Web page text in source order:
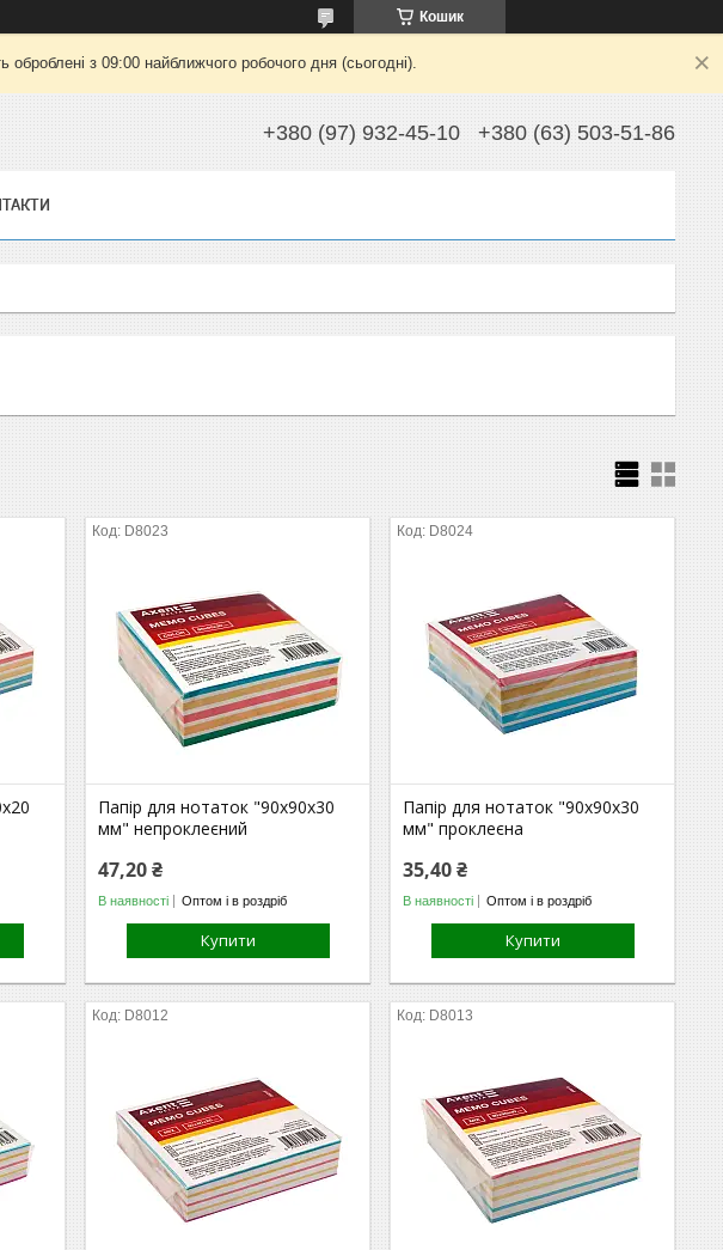
Кошик
з 09:00 найближчого робочого дня (сьогодні).
+380 (97) 932-45-10 +380 (63) 503-51-86
D8023
Папір для нотаток "90х90х30
мм" непроклеєний
47,20 ₴
В наявності Оптом і в роздріб
Купити
D8024
Папір для нотаток "90х90х30
мм" проклеєна
35,40 ₴
В наявності Оптом і в роздріб
Купити
D8012 D8013